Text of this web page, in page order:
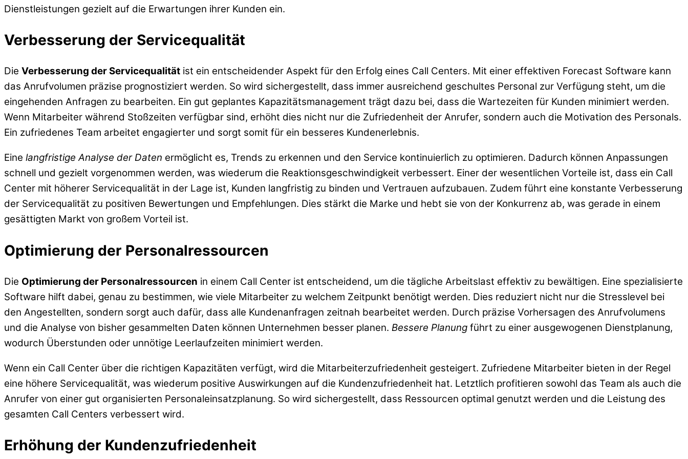
Dienstleistungen gezielt auf die Erwartungen ihrer Kunden ein.
Verbesserung der Servicequalität
Die Verbesserung der Servicequalität ist ein entscheidender Aspekt für den Erfolg eines Call Centers. Mit einer effektiven Forecast Software kann
das Anrufvolumen präzise prognostiziert werden. So wird sichergestellt, dass immer ausreichend geschultes Personal zur Verfügung steht, um die
eingehenden Anfragen zu bearbeiten. Ein gut geplantes Kapazitätsmanagement trägt dazu bei, dass die Wartezeiten für Kunden minimiert werden.
Wenn Mitarbeiter während Stoßzeiten verfügbar sind, erhöht dies nicht nur die Zufriedenheit der Anrufer, sondern auch die Motivation des Personals.
Ein zufriedenes Team arbeitet engagierter und sorgt somit für ein besseres Kundenerlebnis.
Eine langfristige Analyse der Daten ermöglicht es, Trends zu erkennen und den Service kontinuierlich zu optimieren. Dadurch können Anpassungen
schnell und gezielt vorgenommen werden, was wiederum die Reaktionsgeschwindigkeit verbessert. Einer der wesentlichen Vorteile ist, dass ein Call
Center mit höherer Servicequalität in der Lage ist, Kunden langfristig zu binden und Vertrauen aufzubauen. Zudem führt eine konstante Verbesserung
der Servicequalität zu positiven Bewertungen und Empfehlungen. Dies stärkt die Marke und hebt sie von der Konkurrenz ab, was gerade in einem
gesättigten Markt von großem Vorteil ist.
Optimierung der Personalressourcen
Die Optimierung der Personalressourcen in einem Call Center ist entscheidend, um die tägliche Arbeitslast effektiv zu bewältigen. Eine spezialisierte
Software hilft dabei, genau zu bestimmen, wie viele Mitarbeiter zu welchem Zeitpunkt benötigt werden. Dies reduziert nicht nur die Stresslevel bei
den Angestellten, sondern sorgt auch dafür, dass alle Kundenanfragen zeitnah bearbeitet werden. Durch präzise Vorhersagen des Anrufvolumens
und die Analyse von bisher gesammelten Daten können Unternehmen besser planen. Bessere Planung führt zu einer ausgewogenen Dienstplanung,
wodurch Überstunden oder unnötige Leerlaufzeiten minimiert werden.
Wenn ein Call Center über die richtigen Kapazitäten verfügt, wird die Mitarbeiterzufriedenheit gesteigert. Zufriedene Mitarbeiter bieten in der Regel
eine höhere Servicequalität, was wiederum positive Auswirkungen auf die Kundenzufriedenheit hat. Letztlich profitieren sowohl das Team als auch die
Anrufer von einer gut organisierten Personaleinsatzplanung. So wird sichergestellt, dass Ressourcen optimal genutzt werden und die Leistung des
gesamten Call Centers verbessert wird.
Erhöhung der Kundenzufriedenheit